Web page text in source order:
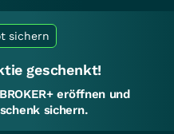
sichern
geschenkt!
eröffnen und
sichern.